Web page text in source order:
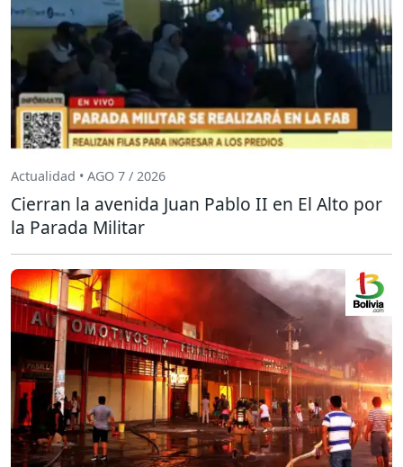
Actualidad • AGO 7 / 2026
Cierran la avenida Juan Pablo II en El Alto por
la Parada Militar